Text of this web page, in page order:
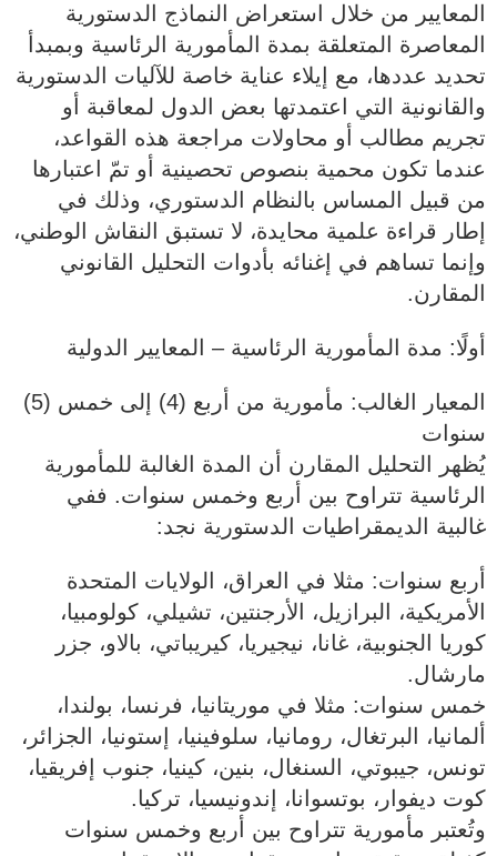
المعايير من خلال استعراض النماذج الدستورية
المعاصرة المتعلقة بمدة المأمورية الرئاسية وبمبدأ
تحديد عددها، مع إيلاء عناية خاصة للآليات الدستورية
والقانونية التي اعتمدتها بعض الدول لمعاقبة أو
تجريم مطالب أو محاولات مراجعة هذه القواعد،
عندما تكون محمية بنصوص تحصينية أو تمّ اعتبارها
من قبيل المساس بالنظام الدستوري، وذلك في
إطار قراءة علمية محايدة، لا تستبق النقاش الوطني،
وإنما تساهم في إغنائه بأدوات التحليل القانوني
المقارن.
أولًا: مدة المأمورية الرئاسية – المعايير الدولية
المعيار الغالب: مأمورية من أربع (4) إلى خمس (5)
سنوات
يُظهر التحليل المقارن أن المدة الغالبة للمأمورية
الرئاسية تتراوح بين أربع وخمس سنوات. ففي
غالبية الديمقراطيات الدستورية نجد:
أربع سنوات: مثلا في العراق، الولايات المتحدة
الأمريكية، البرازيل، الأرجنتين، تشيلي، كولومبيا،
كوريا الجنوبية، غانا، نيجيريا، كيريباتي، بالاو، جزر
مارشال.
خمس سنوات: مثلا في موريتانيا، فرنسا، بولندا،
ألمانيا، البرتغال، رومانيا، سلوفينيا، إستونيا، الجزائر،
تونس، جيبوتي، السنغال، بنين، كينيا، جنوب إفريقيا،
كوت ديفوار، بوتسوانا، إندونيسيا، تركيا.
وتُعتبر مأمورية تتراوح بين أربع وخمس سنوات